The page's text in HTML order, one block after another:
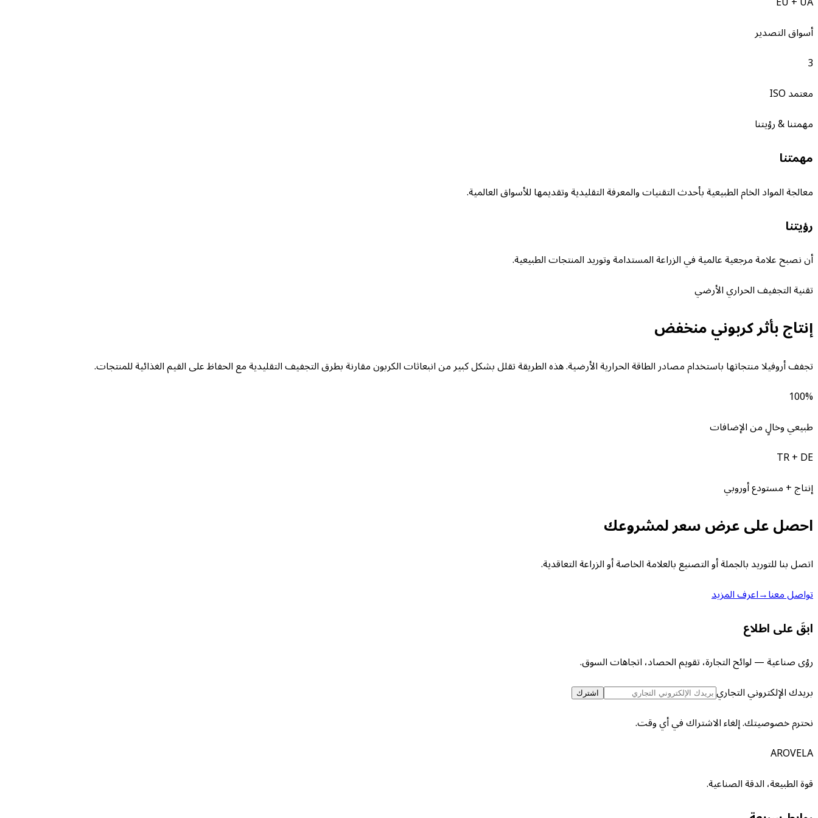
أسواق التصدير
3
معتمد ISO
مهمتنا&رؤيتنا
مهمتنا
معالجة المواد الخام الطبيعية بأحدث التقنيات والمعرفة التقليدية وتقديمها للأسواق العالمية.
رؤيتنا
أن نصبح علامة مرجعية عالمية في الزراعة المستدامة وتوريد المنتجات الطبيعية.
تقنية التجفيف الحراري الأرضي
إنتاج بأثر كربوني منخفض
تجفف أروفيلا منتجاتها باستخدام مصادر الطاقة الحرارية الأرضية. هذه الطريقة تقلل بشكل كبير من انبعاثات الكربون مقارنة بطرق التجفيف التقليدية مع الحفاظ على القيم الغذائية للمنتجات.
100%
طبيعي وخالٍ من الإضافات
TR + DE
إنتاج + مستودع أوروبي
احصل على عرض سعر لمشروعك
اتصل بنا للتوريد بالجملة أو التصنيع بالعلامة الخاصة أو الزراعة التعاقدية.
تواصل معنا→اعرف المزيد
ابقَ على اطلاع
رؤى صناعية — لوائح التجارة، تقويم الحصاد، اتجاهات السوق.
بريدك الإلكتروني التجاري
اشترك
نحترم خصوصيتك. إلغاء الاشتراك في أي وقت.
AROVELA
قوة الطبيعة، الدقة الصناعية.